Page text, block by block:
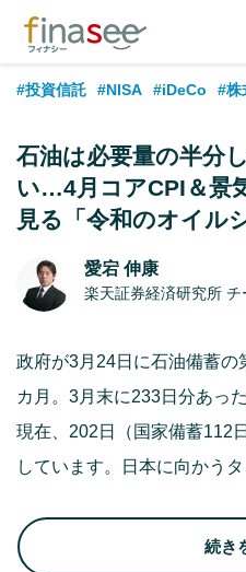
#投資信託 #NISA #iDeCo #株
#ランキング #日本株 #公的年
#フィナンシャル・ウェルビーイ
#資産運用業界 #老後
#国内株式型
石油は必要量の半分
い…4月コアCPI＆景
見る「令和のオイル
愛宕 伸康
楽天証券経済研究所 チ
政府が3月24日に石油備蓄の
カ月。3月末に233日分あっ
現在、202日（国家備蓄112
しています。日本に向かう
続き